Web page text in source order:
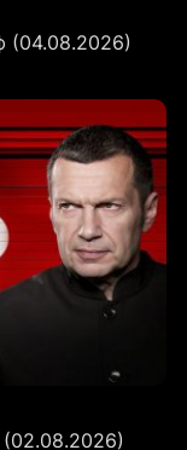
(04.08.2026)